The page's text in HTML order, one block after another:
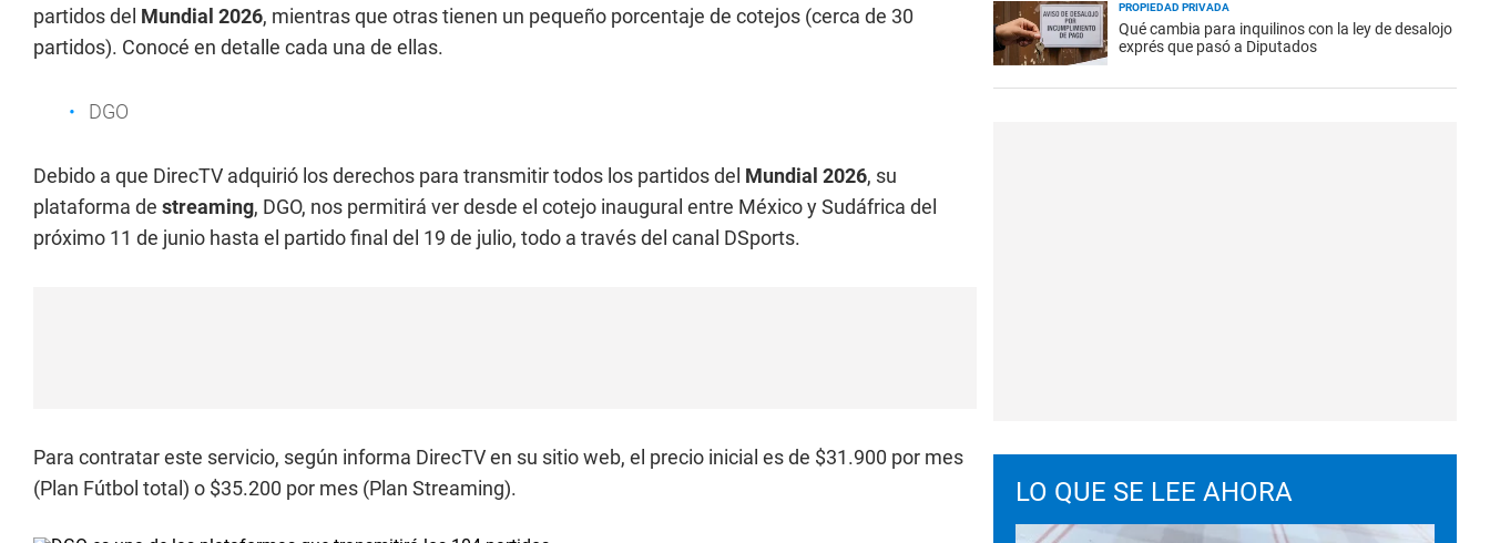
partidos del Mundial 2026, mientras que otras tienen un pequeño porcentaje de cotejos (cerca de 30
partidos). Conocé en detalle cada una de ellas.
DGO
Debido a que DirecTV adquirió los derechos para transmitir todos los partidos del Mundial 2026, su
plataforma de streaming, DGO, nos permitirá ver desde el cotejo inaugural entre México y Sudáfrica del
próximo 11 de junio hasta el partido final del 19 de julio, todo a través del canal DSports.
Para contratar este servicio, según informa DirecTV en su sitio web, el precio inicial es de $31.900 por mes
(Plan Fútbol total) o $35.200 por mes (Plan Streaming).
PROPIEDAD PRIVADA
Qué cambia para inquilinos con la ley de desalojo
exprés que pasó a Diputados
LO QUE SE LEE AHORA